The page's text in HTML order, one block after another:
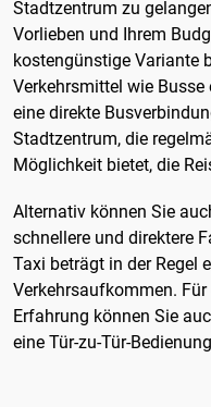
Stadtzentrum zu
Vorlieben und Ihrem
kostengünstige Variante
Verkehrsmittel wie
eine direkte
Stadtzentrum, die
Möglichkeit bietet, die
Alternativ können Sie
schnellere und direktere
Taxi beträgt in der Regel
Verkehrsaufkommen.
Erfahrung können Sie
eine Tür-zu-Tür-